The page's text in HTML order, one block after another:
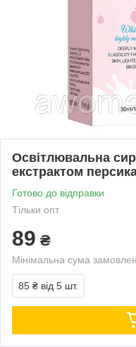
Освітлювальна
екстрактом
Готово до відправки
Тільки опт
89 ₴
Мінімальна сума
85 ₴ від 5 шт.